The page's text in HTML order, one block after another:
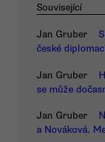
Související
Jan Gruber
české
Jan Gruber
se může
Jan Gruber
a Nováková.